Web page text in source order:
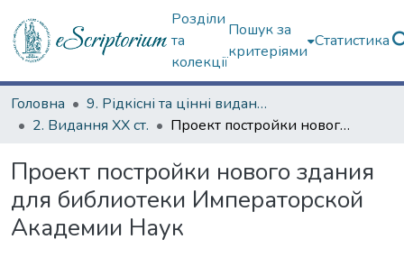
Розділи
та
колекції
Пошук за
критеріями
Статистика
Головна
9. Рідкісні та цінні видання
2. Видання ХХ ст.
Проект постройки нового здания для библиотеки Императорской Академии Наук
Проект постройки нового здания
для библиотеки Императорской
Академии Наук